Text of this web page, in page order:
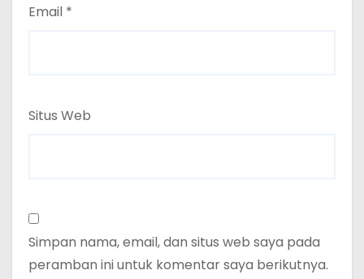
Email *
Situs Web
Simpan nama, email, dan situs web saya pada
peramban ini untuk komentar saya berikutnya.